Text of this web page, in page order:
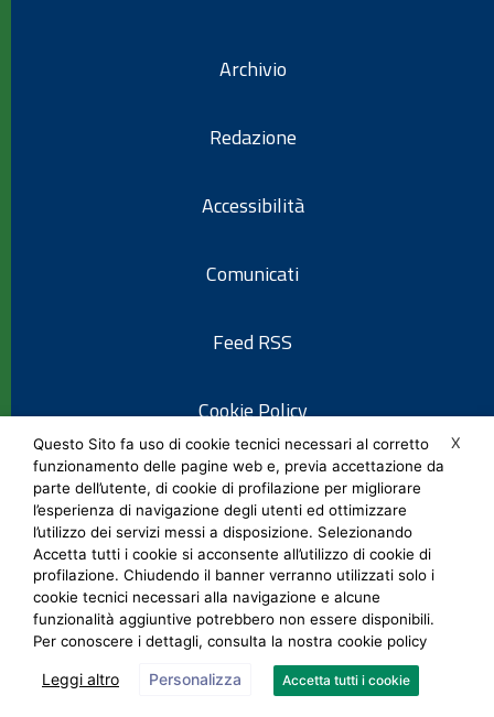
Archivio
Redazione
Accessibilità
Comunicati
Feed RSS
Cookie Policy
Informativa privacy
Note legali
Social Media Policy
X
Questo Sito fa uso di cookie tecnici necessari al corretto
funzionamento delle pagine web e, previa accettazione da
parte dell’utente, di cookie di profilazione per migliorare
l’esperienza di navigazione degli utenti ed ottimizzare
l’utilizzo dei servizi messi a disposizione. Selezionando
Accetta tutti i cookie si acconsente all’utilizzo di cookie di
profilazione. Chiudendo il banner verranno utilizzati solo i
cookie tecnici necessari alla navigazione e alcune
funzionalità aggiuntive potrebbero non essere disponibili.
Per conoscere i dettagli, consulta la nostra cookie policy
Leggi altro Personalizza Accetta tutti i cookie